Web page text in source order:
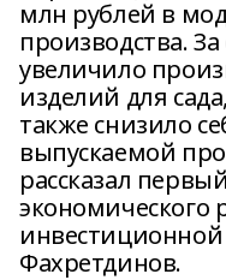
млн рублей в
производства.
увеличило
изделий для
также снизило
выпускаемой
рассказал
экономического
Фахретдинов.